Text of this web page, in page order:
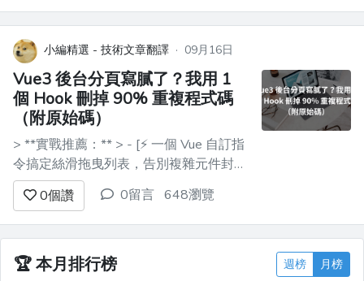
來是最耗頭髮的；產品經理還時不時的說
一下，這效果不好看，我要的是五彩斑斕
的黑！ 還抱著 Element UI + Animate.cs...
小編精選 - 技術文章翻譯 · 09月16日
Vue3 後台分頁寫膩了？我用 1
個 Hook 刪掉 90% 重複程式碼
（附原始碼）
> **實戰推薦：** > - [⚡ 一個 Vue 自訂指
令搞定絲滑拖曳列表，告別複雜元件封
裝]
(https://juejin.cn/post/7511332054941188147)
> - [🔥 這才是 Vue 驅動的 Chrome 外掛
工程化正確打開方式](https://juejin.c...
0個讚 0留言 648瀏覽
🏆本月排行榜 週榜 月榜